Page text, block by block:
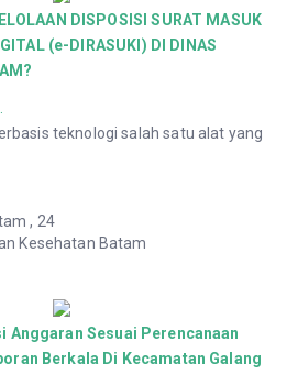
DISPOSISI SURAT MASUK
(e-DIRASUKI) DI DINAS
teknologi salah satu alat yang
, 24
Kesehatan Batam
Anggaran Sesuai Perencanaan
Berkala Di Kecamatan Galang